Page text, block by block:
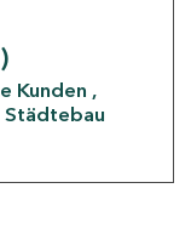
Kunden
Städtebau